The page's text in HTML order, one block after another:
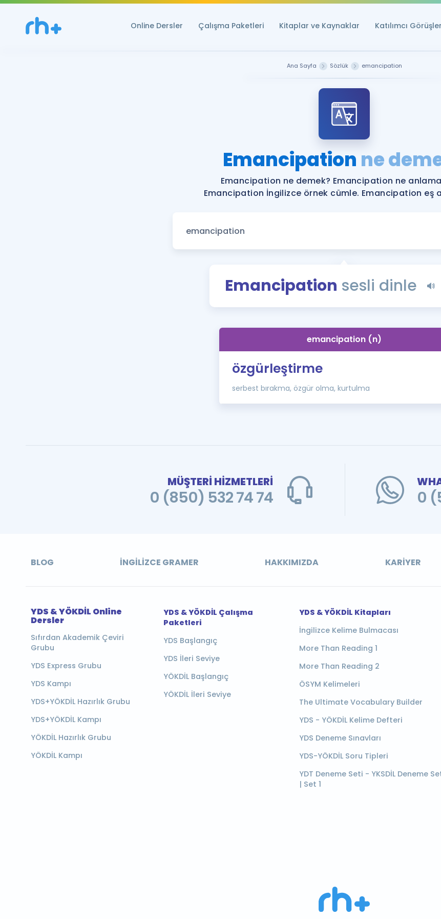
Online Dersler Çalışma Paketleri Kitaplar ve Kaynaklar Katılımcı
Ücretsiz
YDS ve
YDS ve
Tüm ÖSYM
Blog
YDS -
İngilizce
Ana Sayfa Sözlük emancipation
Emancipation ne
Emancipation ne demek? Emancipation ne
Emancipation İngilizce örnek cümle. Emancipation eş
Emancipation sesli dinle
emancipation (n)
özgürleştirme
serbest bırakma, özgür olma, kurtulma
MÜŞTERİ HİZMETLERİ
0 (850) 532 74 74 0
BLOG İNGILIZCE GRAMER HAKKIMIZDA KARIYER
YDS & YÖKDİL Online
Dersler
Sıfırdan Akademik Çeviri
Grubu
YDS Express Grubu
YDS Kampı
YDS+YÖKDİL Hazırlık Grubu
YDS+YÖKDİL Kampı
YÖKDİL Hazırlık Grubu
YÖKDİL Kampı
YDS & YÖKDİL Çalışma
Paketleri
YDS Başlangıç
YDS İleri Seviye
YÖKDİL Başlangıç
YÖKDİL İleri Seviye
YDS & YÖKDİL Kitapları
İngilizce Kelime Bulmacası
More Than Reading 1
More Than Reading 2
ÖSYM Kelimeleri
The Ultimate Vocabulary Builder
YDS - YÖKDİL Kelime Defteri
YDS Deneme Sınavları
YDS-YÖKDİL Soru Tipleri
YDT Deneme Seti - YKSDİL Deneme
| Set 1